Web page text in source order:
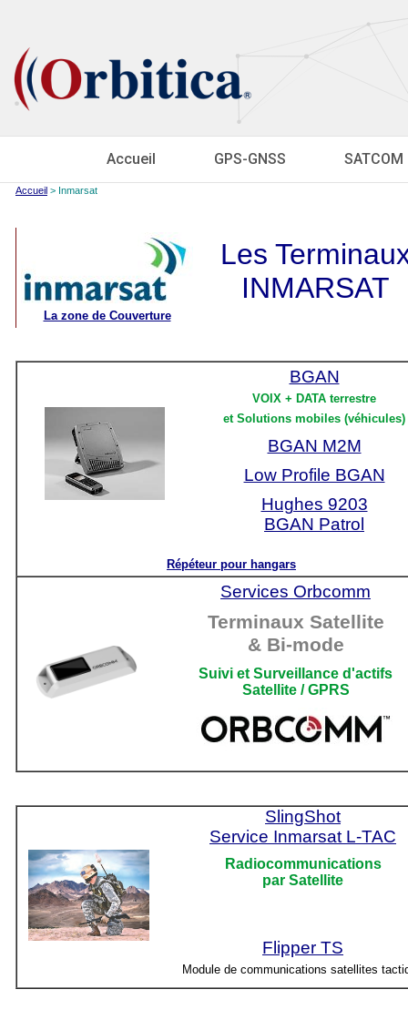
Accueil GPS-GNSS SATCOM
Accueil > Inmarsat
La zone de Couverture
Les
INMARSAT
BGAN
VOIX + DATA terrestre
et Solutions mobiles (véhicules)
BGAN M2M
Low Profile BGAN
Hughes 9203
BGAN Patrol
Répéteur pour hangars
Services Orbcomm
Terminaux Satellite
& Bi-mode
Suivi et Surveillance d'actifs
Satellite / GPRS
SlingShot
Service Inmarsat L-TAC
Radiocommunications
par Satellite
Flipper TS
Module de communications satellites